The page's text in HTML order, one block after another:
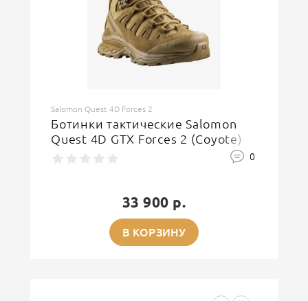
Salomon Quest 4D Forces 2
Ботинки тактические Salomon
Quest 4D GTX Forces 2 (Coyote)
0
33 900 р.
В КОРЗИНУ